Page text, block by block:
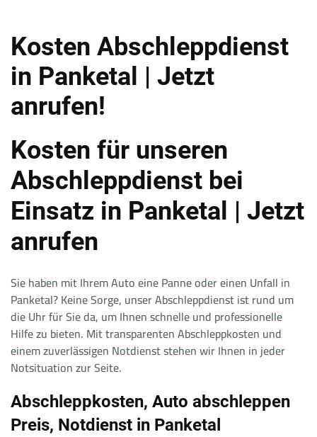
Kosten Abschleppdienst
in Panketal | Jetzt
anrufen!
Kosten für unseren
Abschleppdienst bei
Einsatz in Panketal | Jetzt
anrufen
Sie haben mit Ihrem Auto eine Panne oder einen Unfall in
Panketal? Keine Sorge, unser Abschleppdienst ist rund um
die Uhr für Sie da, um Ihnen schnelle und professionelle
Hilfe zu bieten. Mit transparenten Abschleppkosten und
einem zuverlässigen Notdienst stehen wir Ihnen in jeder
Notsituation zur Seite.
Abschleppkosten, Auto abschleppen
Preis, Notdienst in Panketal